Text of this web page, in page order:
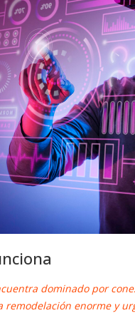
dominado por
enorme y